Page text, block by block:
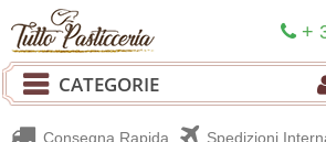
+
CATEGORIE
Consegna Rapida Spedizioni